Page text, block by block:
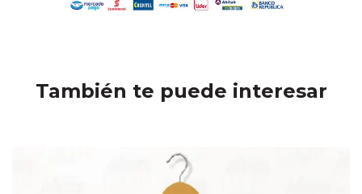
También te puede interesar